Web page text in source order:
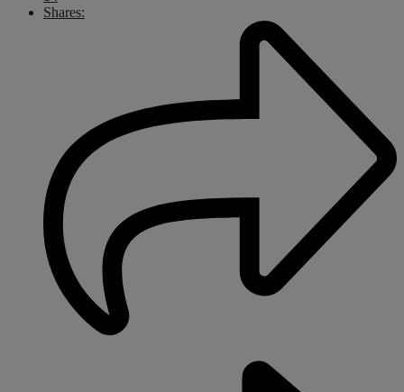
Shares: